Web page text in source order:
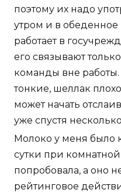
поэтому их надо
утром и в
работает в
его связывают
команды вне
тонкие, шеллак
может начать
уже спустя
Молоко у меня было
сутки при
попробовала, а оно
рейтинговое